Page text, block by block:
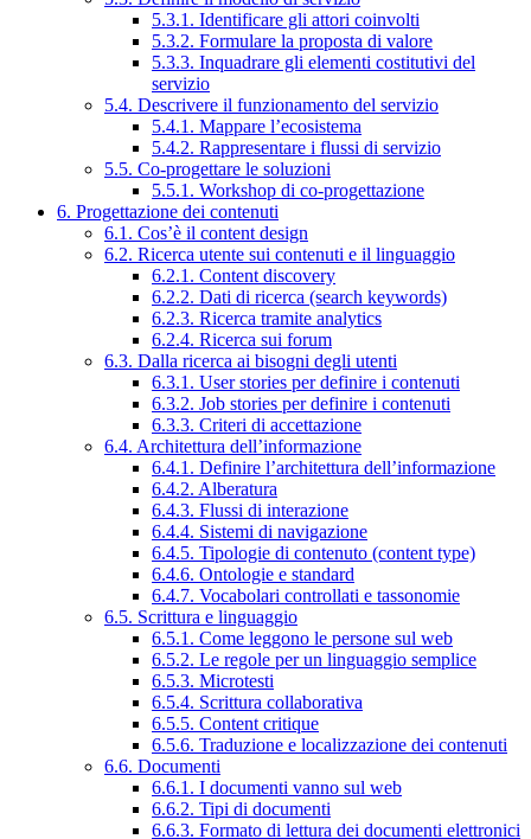
5.3.1. Identificare gli attori coinvolti
5.3.2. Formulare la proposta di valore
5.3.3. Inquadrare gli elementi costitutivi del
servizio
5.4. Descrivere il funzionamento del servizio
5.4.1. Mappare l’ecosistema
5.4.2. Rappresentare i flussi di servizio
5.5. Co-progettare le soluzioni
5.5.1. Workshop di co-progettazione
6. Progettazione dei contenuti
6.1. Cos’è il content design
6.2. Ricerca utente sui contenuti e il linguaggio
6.2.1. Content discovery
6.2.2. Dati di ricerca (search keywords)
6.2.3. Ricerca tramite analytics
6.2.4. Ricerca sui forum
6.3. Dalla ricerca ai bisogni degli utenti
6.3.1. User stories per definire i contenuti
6.3.2. Job stories per definire i contenuti
6.3.3. Criteri di accettazione
6.4. Architettura dell’informazione
6.4.1. Definire l’architettura dell’informazione
6.4.2. Alberatura
6.4.3. Flussi di interazione
6.4.4. Sistemi di navigazione
6.4.5. Tipologie di contenuto (content type)
6.4.6. Ontologie e standard
6.4.7. Vocabolari controllati e tassonomie
6.5. Scrittura e linguaggio
6.5.1. Come leggono le persone sul web
6.5.2. Le regole per un linguaggio semplice
6.5.3. Microtesti
6.5.4. Scrittura collaborativa
6.5.5. Content critique
6.5.6. Traduzione e localizzazione dei contenuti
6.6. Documenti
6.6.1. I documenti vanno sul web
6.6.2. Tipi di documenti
6.6.3. Formato di lettura dei documenti elettronici